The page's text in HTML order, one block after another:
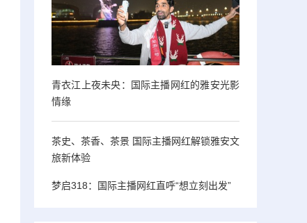
青衣江上夜未央：国际主播网红的雅安光影
情缘
茶史、茶香、茶景 国际主播网红解锁雅安文
旅新体验
梦启318：国际主播网红直呼“想立刻出发”